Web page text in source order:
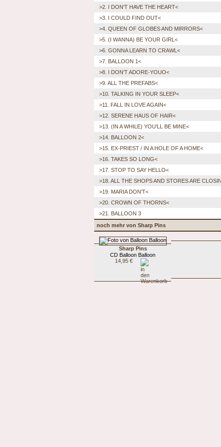
>2. I DON'T HAVE THE HEART<
>3. I COULD FIND OUT<
>4. QUEEN OF GLOBES AND MIRRORS<
>5. (I WANNA) BE YOUR GIRL<
>6. GONNA LEARN TO CRAWL<
>7. BALLOON 1<
>8. I DON'T ADORE-YOUO<
>9. ALL THE PREFABS<
>10. TALKING IN YOUR SLEEP<
>11. FALL IN LOVE AGAIN<
>12. SERENE HAUS OF HAIR<
>13. (IN A WHILE) YOU'LL BE MINE<
>14. BALLOON 2<
>15. EX-PRIEST / IN A HOLE OF A HOME<
>16. TAKES SO LONG<
>17. STOP TO SAY HELLO<
>18. ALL THE SHOPS AND STORES ARE
>19. MARIA DON'T<
>20. CROWN OF THORNS<
>21. BALLOON 3
noch mehr von Sharp Pins
Sharp Pins
CD Balloon Balloon
14,95 €